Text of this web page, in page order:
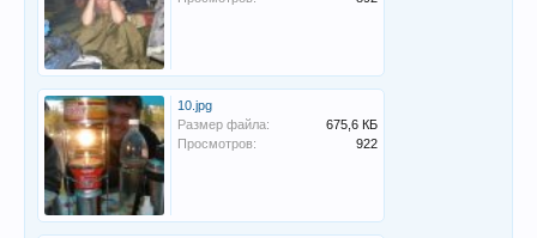
10.jpg
Размер файла:
675,6 КБ
Просмотров:
922